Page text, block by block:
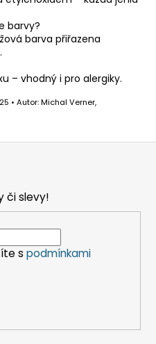
barvy?
barva přiřazena
– vhodný i pro alergiky.
• Autor: Michal Verner,
či slevy!
s podmínkami